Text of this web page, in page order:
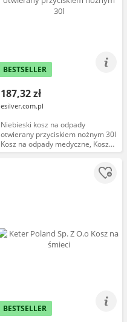
BESTSELLER
187,32 zł
esilver.com.pl
Niebieski kosz na odpady
otwierany przyciskiem nożnym 30l
Kosz na odpady medyczne, Kosz
na śmieci pedałowy 30l
BESTSELLER